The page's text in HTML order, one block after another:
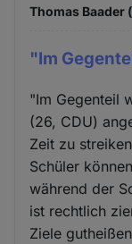
Thomas Baader
"Im
"Im Gegenteil
(26, CDU)
Zeit zu
Schüler
während der
ist rechtlich
Ziele